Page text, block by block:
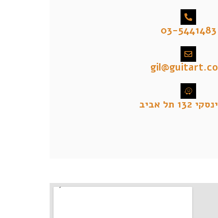
03-5441483
תל אביב